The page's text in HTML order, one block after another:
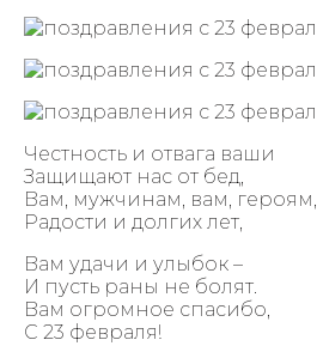
Честность и отвага ваши
Защищают нас от бед,
Вам, мужчинам, вам, героям,
Радости и долгих лет,
Вам удачи и улыбок –
И пусть раны не болят.
Вам огромное спасибо,
С 23 февраля!